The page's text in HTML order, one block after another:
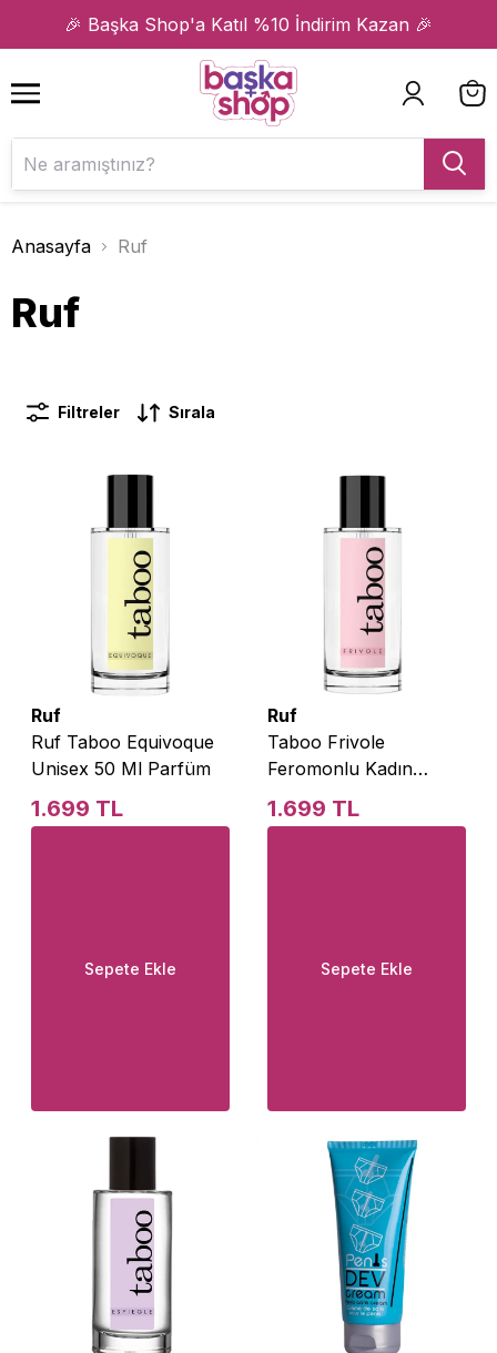
🎉 Başka Shop'a Katıl %10 İndirim Kazan 🎉
1 2
Anasayfa Ruf
Ruf
Filtreler Sırala
Ruf
Ruf Taboo Equivoque
Unisex 50 Ml Parfüm
1.699 TL
Sepete Ekle
Ruf
Taboo Frivole
Feromonlu Kadın
Parfüm 50 Ml
1.699 TL
Sepete Ekle